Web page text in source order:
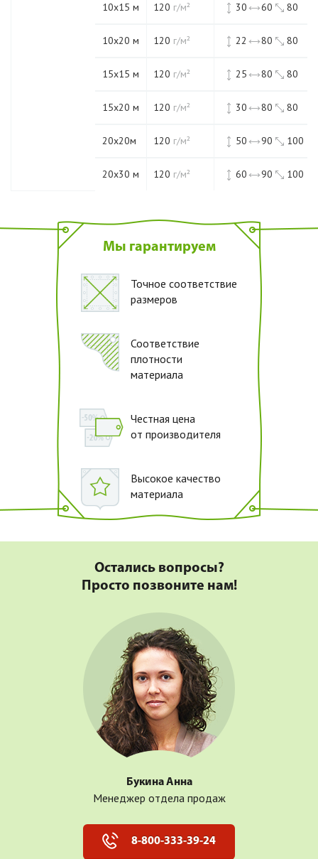
10х15 м 120 г/м² 30 60 80
10х20 м 120 г/м² 22 80 80
15х15 м 120 г/м² 25 80 80
15х20 м 120 г/м² 30 80 80
20х20м 120 г/м² 50 90 100
20х30 м 120 г/м² 60 90 100
Мы гарантируем
Точное соответствие
размеров
Соответствие
плотности
материала
Честная цена
от производителя
Высокое качество
материала
Остались вопросы?
Просто позвоните нам!
Букина Анна
Менеджер отдела продаж
8-800-333-39-24